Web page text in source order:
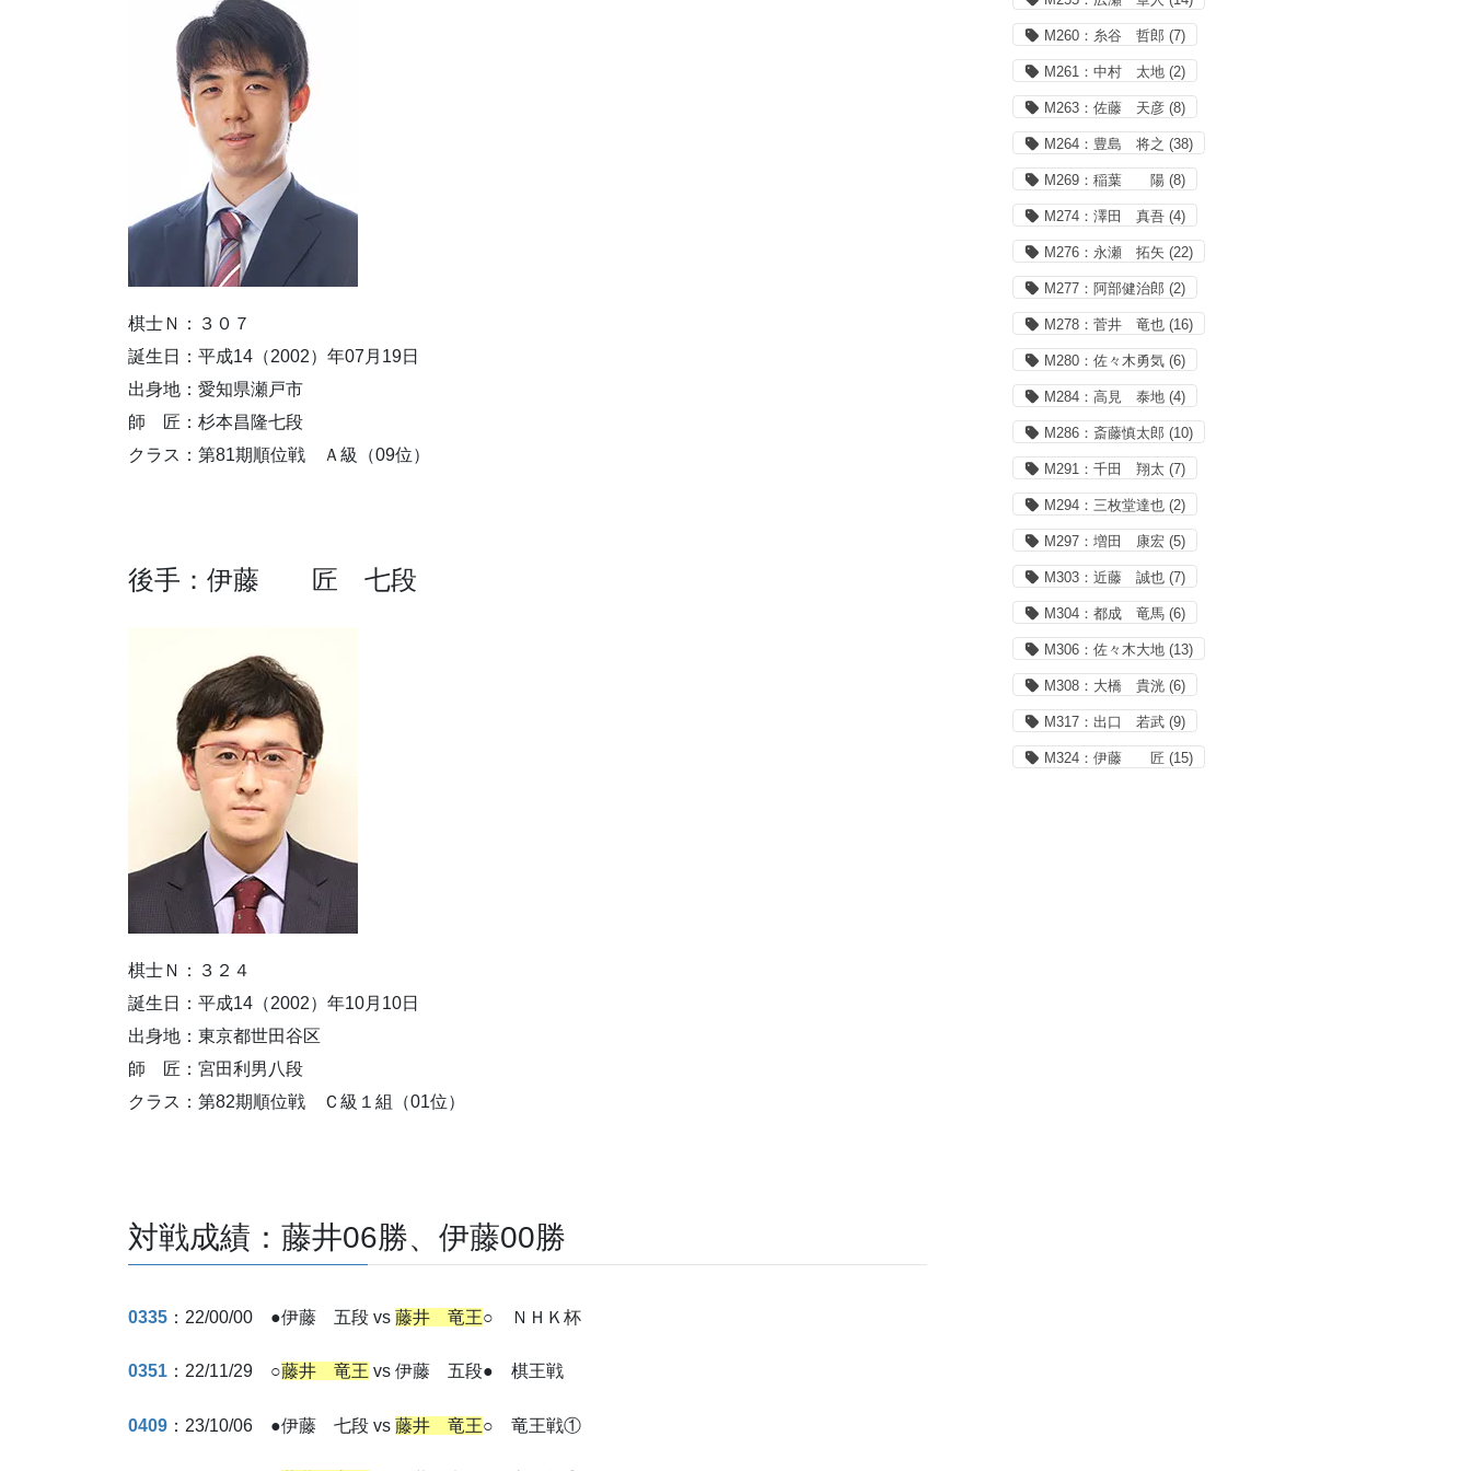
棋士Ｎ：３０７
誕生日：平成14（2002）年07月19日
出身地：愛知県瀬戸市
師 匠：杉本昌隆七段
クラス：第81期順位戦 Ａ級（09位）
後手：伊藤 匠 七段
棋士Ｎ：３２４
誕生日：平成14（2002）年10月10日
出身地：東京都世田谷区
師 匠：宮田利男八段
クラス：第82期順位戦 Ｃ級１組（01位）
対戦成績：藤井06勝、伊藤00勝
0335 ：22/00/00 ●伊藤 五段 vs 藤井 竜王○ ＮＨＫ杯
0351 ：22/11/29 ○藤井 竜王 vs 伊藤 五段● 棋王戦
0409 ：23/10/06 ●伊藤 七段 vs 藤井 竜王○ 竜王戦①
M260：糸谷 哲郎 (7)
M261：中村 太地 (2)
M263：佐藤 天彦 (8)
M264：豊島 将之 (38)
M269：稲葉 陽 (8)
M274：澤田 真吾 (4)
M276：永瀬 拓矢 (22)
M277：阿部健治郎 (2)
M278：菅井 竜也 (16)
M280：佐々木勇気 (6)
M284：高見 泰地 (4)
M286：斎藤慎太郎 (10)
M291：千田 翔太 (7)
M294：三枚堂達也 (2)
M297：増田 康宏 (5)
M303：近藤 誠也 (7)
M304：都成 竜馬 (6)
M306：佐々木大地 (13)
M308：大橋 貴洸 (6)
M317：出口 若武 (9)
M324：伊藤 匠 (15)